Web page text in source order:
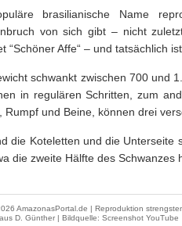
brasilianische Name
von sich gibt – nicht
“Schöner Affe“ – und tatsächlich
schwankt zwischen 700 und
in regulären Schritten, zum
Rumpf und Beine, können drei
die Koteletten und die Unterseite
die zweite Hälfte des Schwanzes
AmazonasPortal.de | Reproduktion
D. Günther | Bildquelle: Screenshot YouTube